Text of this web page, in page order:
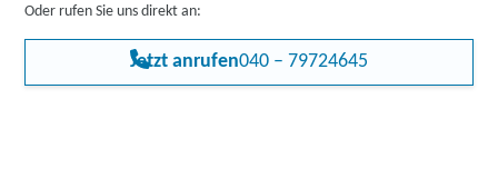
a. Objekt- und Werkschutz, Sicherheit an Flughäfen,
Nahverkehrs. Zudem gibt es zahlreiche Job-Alternativen,
beispielsweise als Warenhausdetektiv, Sicherheitskontrolleur oder
als Personenschützer.
Oder rufen Sie uns direkt an:
Jetzt anrufen040 – 79724645